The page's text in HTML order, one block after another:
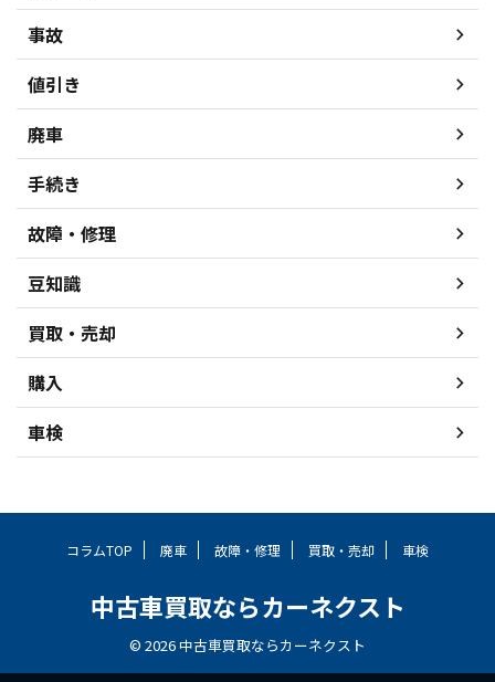
事故
値引き
廃車
手続き
故障・修理
豆知識
買取・売却
購入
車検
コラムTOP 廃車 故障・修理 買取・売却 車検
中古車買取ならカーネクスト
© 2026 中古車買取ならカーネクスト